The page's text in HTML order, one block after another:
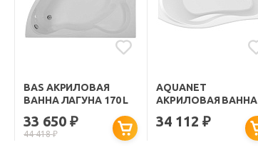
BAS АКРИЛОВАЯ
ВАННА ЛАГУНА 170 L
33 650₽
44 418₽
AQUANET
АКРИЛОВАЯ ВАННА
BORNEO R
34 112₽